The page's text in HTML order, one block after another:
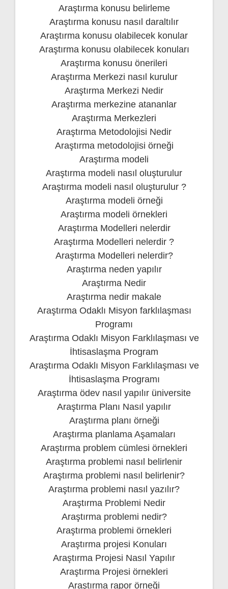
Araştırma konusu belirleme
Araştırma konusu nasıl daraltılır
Araştırma konusu olabilecek konular
Araştırma konusu olabilecek konuları
Araştırma konusu önerileri
Araştırma Merkezi nasıl kurulur
Araştırma Merkezi Nedir
Araştırma merkezine atananlar
Araştırma Merkezleri
Araştırma Metodolojisi Nedir
Araştırma metodolojisi örneği
Araştırma modeli
Araştırma modeli nasıl oluşturulur
Araştırma modeli nasıl oluşturulur ?
Araştırma modeli örneği
Araştırma modeli örnekleri
Araştırma Modelleri nelerdir
Araştırma Modelleri nelerdir ?
Araştırma Modelleri nelerdir?
Araştırma neden yapılır
Araştırma Nedir
Araştırma nedir makale
Araştırma Odaklı Misyon farklılaşması
Programı
Araştırma Odaklı Misyon Farklılaşması ve
İhtisaslaşma Program
Araştırma Odaklı Misyon Farklılaşması ve
İhtisaslaşma Programı
Araştırma ödev nasıl yapılır üniversite
Araştırma Planı Nasıl yapılır
Araştırma planı örneği
Araştırma planlama Aşamaları
Araştırma problem cümlesi örnekleri
Araştırma problemi nasıl belirlenir
Araştırma problemi nasıl belirlenir?
Araştırma problemi nasıl yazılır?
Araştırma Problemi Nedir
Araştırma problemi nedir?
Araştırma problemi örnekleri
Araştırma projesi Konuları
Araştırma Projesi Nasıl Yapılır
Araştırma Projesi örnekleri
Araştırma rapor örneği